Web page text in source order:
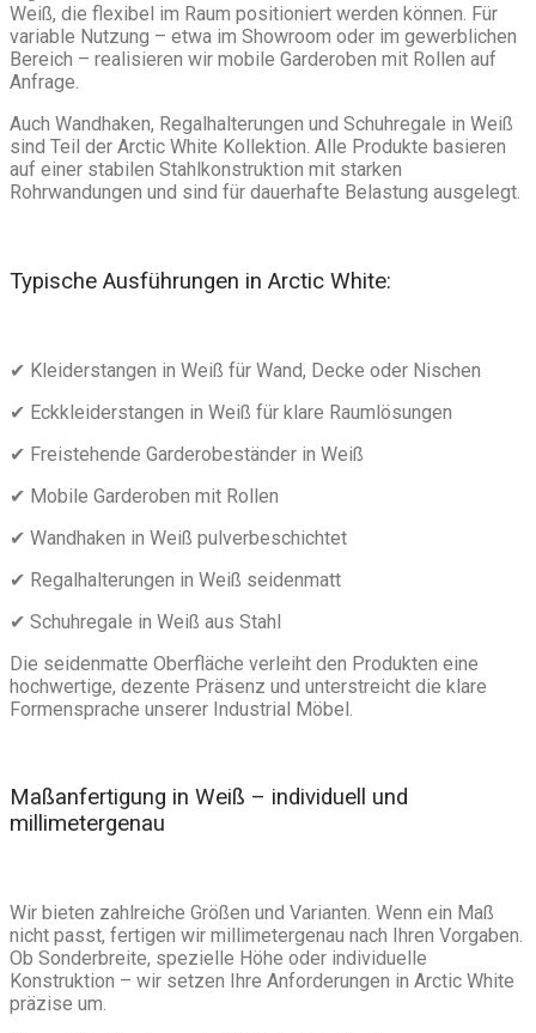
Weiß, die flexibel im Raum positioniert werden können. Für
variable Nutzung – etwa im Showroom oder im gewerblichen
Bereich – realisieren wir mobile Garderoben mit Rollen auf
Anfrage.
Auch Wandhaken, Regalhalterungen und Schuhregale in Weiß
sind Teil der Arctic White Kollektion. Alle Produkte basieren
auf einer stabilen Stahlkonstruktion mit starken
Rohrwandungen und sind für dauerhafte Belastung ausgelegt.
Typische Ausführungen in Arctic White:
✔ Kleiderstangen in Weiß für Wand, Decke oder Nischen
✔ Eckkleiderstangen in Weiß für klare Raumlösungen
✔ Freistehende Garderobeständer in Weiß
✔ Mobile Garderoben mit Rollen
✔ Wandhaken in Weiß pulverbeschichtet
✔ Regalhalterungen in Weiß seidenmatt
✔ Schuhregale in Weiß aus Stahl
Die seidenmatte Oberfläche verleiht den Produkten eine
hochwertige, dezente Präsenz und unterstreicht die klare
Formensprache unserer Industrial Möbel.
Maßanfertigung in Weiß – individuell und
millimetergenau
Wir bieten zahlreiche Größen und Varianten. Wenn ein Maß
nicht passt, fertigen wir millimetergenau nach Ihren Vorgaben.
Ob Sonderbreite, spezielle Höhe oder individuelle
Konstruktion – wir setzen Ihre Anforderungen in Arctic White
präzise um.